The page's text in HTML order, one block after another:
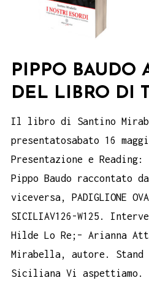
PIPPO BAUDO
DEL LIBRO DI
Il libro di Santino
presentatosabato 16
Presentazione e Reading: I
Pippo Baudo raccontato
viceversa, PADIGLIONE
SICILIAV126-W125.
Hilde Lo Re;– Arianna
Mirabella, autore. Stand
Siciliana Vi aspettiamo.